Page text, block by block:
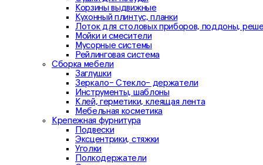
Корзины выдвижные
Кухонный плинтус, планки
Лоток для столовых приборов, поддоны,
Мойки и смесители
Мусорные системы
Рейлинговая система
Сборка мебели
Заглушки
Зеркало- Стекло- держатели
Инструменты, шаблоны
Клей, герметики, клеящая лента
Мебельная косметика
Крепежная фурнитура
Подвески
Эксцентрики, стяжки
Уголки
Полкодержатели